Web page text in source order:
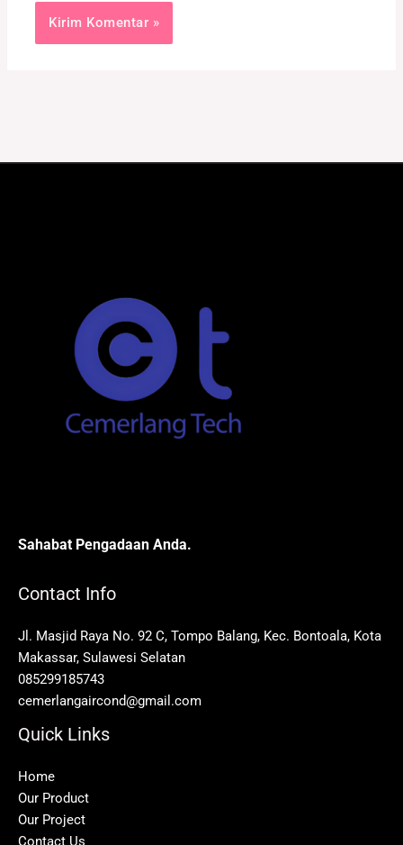
Sahabat Pengadaan Anda.
Contact Info
Jl. Masjid Raya No. 92 C, Tompo Balang, Kec. Bontoala, Kota
Makassar, Sulawesi Selatan
085299185743
cemerlangaircond@gmail.com
Quick Links
Home
Our Product
Our Project
Contact Us